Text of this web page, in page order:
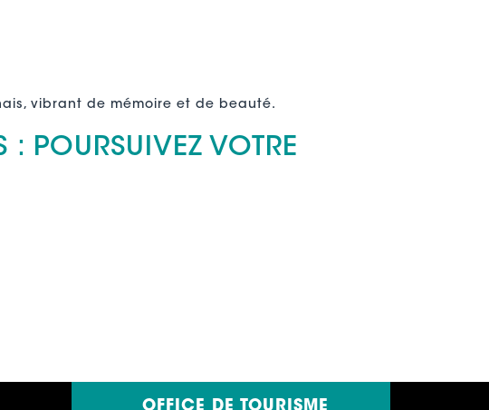
vibrant de mémoire et de beauté.
: POURSUIVEZ VOTRE